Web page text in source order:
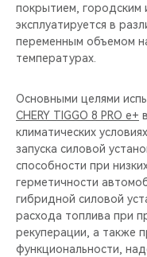
покрытием, городским
эксплуатируется в
переменным объемом
температурах.
Основными целями
CHERY TIGGO 8 PRO e+
климатических
запуска силовой
способности при
герметичности
гибридной силовой
расхода топлива при
рекуперации, а также
функциональности,